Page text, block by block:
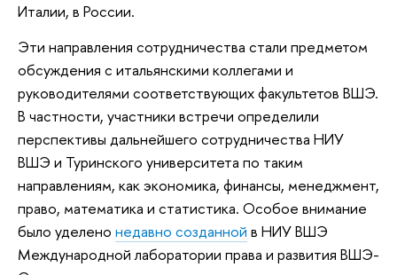
Италии, в России.
Эти направления сотрудничества стали предметом
обсуждения с итальянскими коллегами и
руководителями соответствующих факультетов ВШЭ.
В частности, участники встречи определили
перспективы дальнейшего сотрудничества НИУ
ВШЭ и Туринского университета по таким
направлениям, как экономика, финансы, менеджмент,
право, математика и статистика. Особое внимание
было уделено недавно созданной в НИУ ВШЭ
Международной лаборатории права и развития ВШЭ-